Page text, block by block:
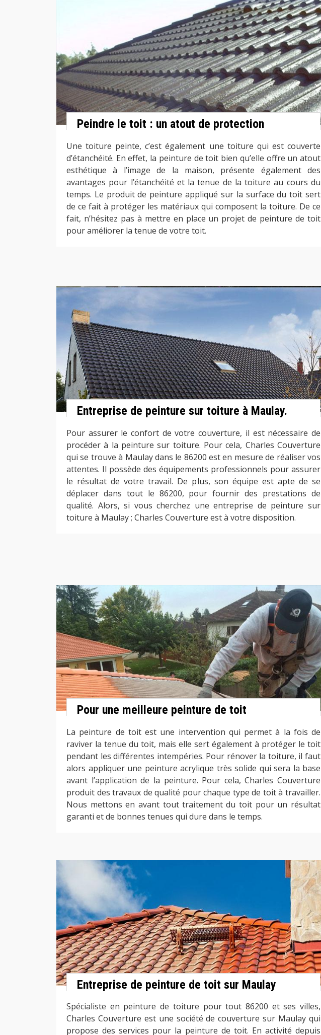
Peindre le toit : un atout de protection
Une toiture peinte, c’est également une toiture qui est couverte
d’étanchéité. En effet, la peinture de toit bien qu’elle offre un atout
esthétique à l’image de la maison, présente également des
avantages pour l’étanchéité et la tenue de la toiture au cours du
temps. Le produit de peinture appliqué sur la surface du toit sert
de ce fait à protéger les matériaux qui composent la toiture. De ce
fait, n’hésitez pas à mettre en place un projet de peinture de toit
pour améliorer la tenue de votre toit.
Entreprise de peinture sur toiture à Maulay.
Pour assurer le confort de votre couverture, il est nécessaire de
procéder à la peinture sur toiture. Pour cela, Charles Couverture
qui se trouve à Maulay dans le 86200 est en mesure de réaliser vos
attentes. Il possède des équipements professionnels pour assurer
le résultat de votre travail. De plus, son équipe est apte de se
déplacer dans tout le 86200, pour fournir des prestations de
qualité. Alors, si vous cherchez une entreprise de peinture sur
toiture à Maulay ; Charles Couverture est à votre disposition.
Pour une meilleure peinture de toit
La peinture de toit est une intervention qui permet à la fois de
raviver la tenue du toit, mais elle sert également à protéger le toit
pendant les différentes intempéries. Pour rénover la toiture, il faut
alors appliquer une peinture acrylique très solide qui sera la base
avant l’application de la peinture. Pour cela, Charles Couverture
produit des travaux de qualité pour chaque type de toit à travailler.
Nous mettons en avant tout traitement du toit pour un résultat
garanti et de bonnes tenues qui dure dans le temps.
Entreprise de peinture de toit sur Maulay
Spécialiste en peinture de toiture pour tout 86200 et ses villes,
Charles Couverture est une société de couverture sur Maulay qui
propose des services pour la peinture de toit. En activité depuis